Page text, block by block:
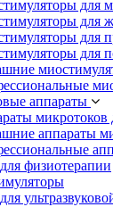
для
для
для
для
аппараты
микротоков
аппараты
физиотерапии